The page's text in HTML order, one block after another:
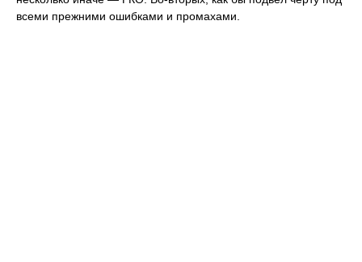
всеми прежними ошибками и промахами.